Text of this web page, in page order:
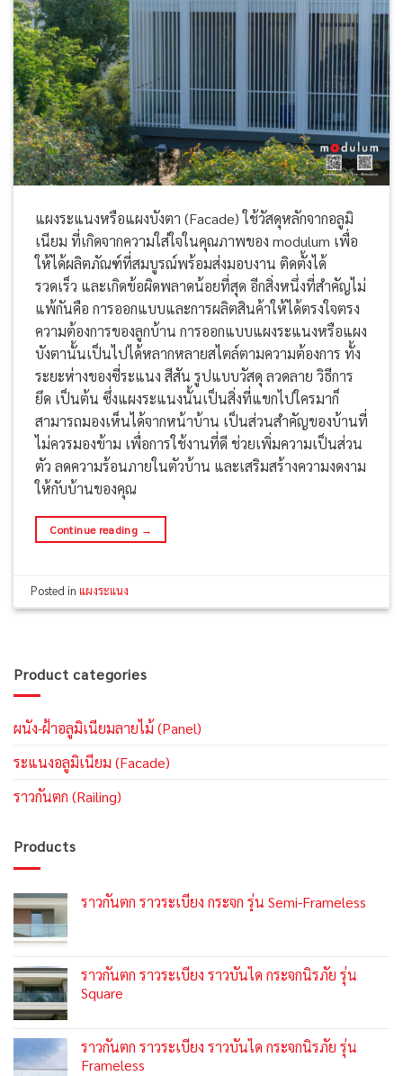
แผงระแนงหรือแผงบังตา (Facade) ใช้วัสดุหลักจากอลูมิ
เนียม ที่เกิดจากความใส่ใจในคุณภาพของ modulum เพื่อ
ให้ได้ผลิตภัณฑ์ที่สมบูรณ์พร้อมส่งมอบงาน ติดตั้งได้
รวดเร็ว และเกิดข้อผิดพลาดน้อยที่สุด อีกสิ่งหนึ่งที่สำคัญไม่
แพ้กันคือ การออกแบบและการผลิตสินค้าให้ได้ตรงใจตรง
ความต้องการของลูกบ้าน การออกแบบแผงระแนงหรือแผง
บังตานั้นเป็นไปได้หลากหลายสไตล์ตามความต้องการ ทั้ง
ระยะห่างของซี่ระแนง สีสัน รูปแบบวัสดุ ลวดลาย วิธีการ
ยึด เป็นต้น ซึ่งแผงระแนงนั้นเป็นสิ่งที่แขกไปใครมาก็
สามารถมองเห็นได้จากหน้าบ้าน เป็นส่วนสำคัญของบ้านที่
ไม่ควรมองข้าม เพื่อการใช้งานที่ดี ช่วยเพิ่มความเป็นส่วน
ตัว ลดความร้อนภายในตัวบ้าน และเสริมสร้างความงดงาม
ให้กับบ้านของคุณ
Continue reading →
Posted inแผงระแนง
Product categories
ผนัง-ฝ้าอลูมิเนียมลายไม้ (Panel)
ระแนงอลูมิเนียม (Facade)
ราวกันตก (Railing)
Products
ราวกันตก ราวระเบียง กระจก รุ่น Semi-Frameless
ราวกันตก ราวระเบียง ราวบันได กระจกนิรภัย รุ่น
Square
ราวกันตก ราวระเบียง ราวบันได กระจกนิรภัย รุ่น
Frameless